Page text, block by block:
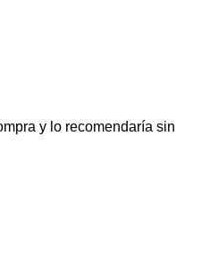
y lo recomendaría sin